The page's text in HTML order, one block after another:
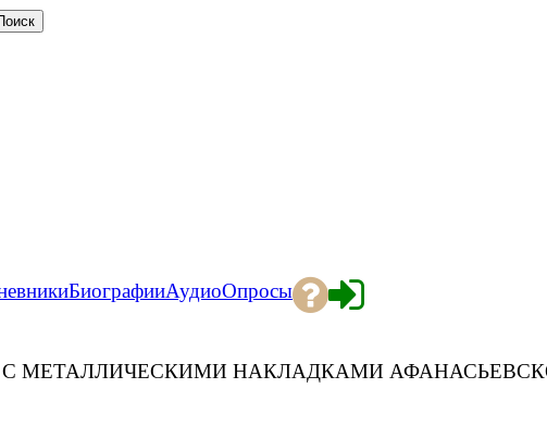
БиографииАудиоОпросы
МЕТАЛЛИЧЕСКИМИ НАКЛАДКАМИ